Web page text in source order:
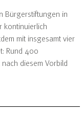
Bürgerstiftungen in
kontinuierlich
mit insgesamt vier
Rund 400
diesem Vorbild